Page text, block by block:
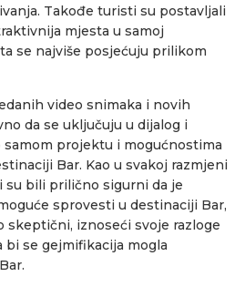
Takođe turisti su postavljali
mjesta u samoj
se najviše posjećuju prilikom
video snimaka i novih
da se uključuju u dijalog i
samom projektu i mogućnostima
Bar. Kao u svakoj razmjeni
su bili prilično sigurni da je
sprovesti u destinaciji Bar,
iznoseći svoje razloge
bi se gejmifikacija mogla